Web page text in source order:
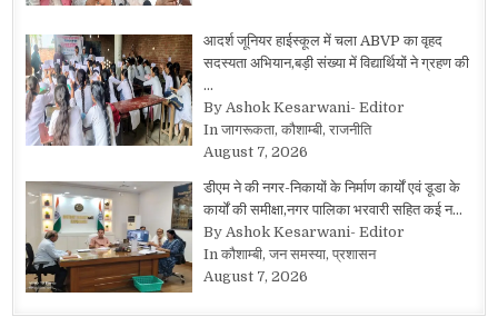
आदर्श जूनियर हाईस्कूल में चला ABVP का वृहद
सदस्यता अभियान,बड़ी संख्या में विद्यार्थियों ने ग्रहण की
…
By Ashok Kesarwani- Editor
In जागरूकता, कौशाम्बी, राजनीति
August 7, 2026
डीएम ने की नगर-निकायों के निर्माण कार्यों एवं डूडा के
कार्यों की समीक्षा,नगर पालिका भरवारी सहित कई न…
By Ashok Kesarwani- Editor
In कौशाम्बी, जन समस्या, प्रशासन
August 7, 2026